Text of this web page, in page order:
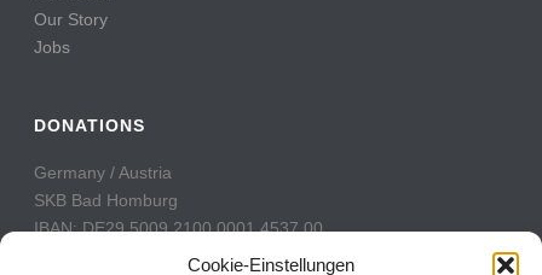
Cookie-Einstellungen
Our Story
Jobs
DONATIONS
Germany / Austria
SKB Bad Homburg
IBAN: DE29 5009 2100 0001 4537 00
BIC: GENODE51BH2